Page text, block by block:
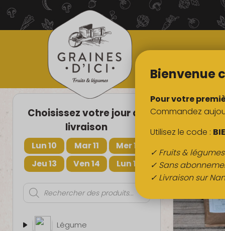
TOUS NOS
Choisissez votre jour de
livraison
Lun 10 Mar 11
Mer 12
Jeu 13
Ven 14 Lun 17
Recherche
de
Légume
Bienvenue
Pour votre
Commandez
Utilisez le code :
✓ Fruits &
✓ Sans
✓ Livraison sur